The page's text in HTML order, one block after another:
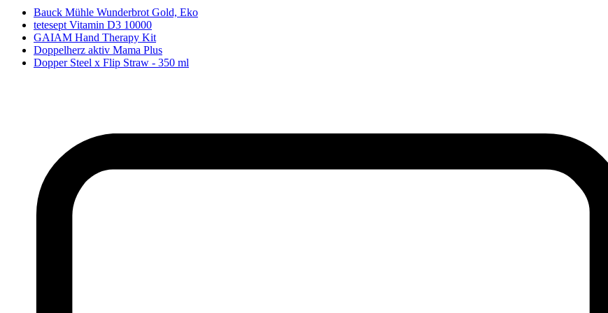
Bauck Mühle Wunderbrot Gold, Eko
tetesept Vitamin D3 10000
GAIAM Hand Therapy Kit
Doppelherz aktiv Mama Plus
Dopper Steel x Flip Straw - 350 ml